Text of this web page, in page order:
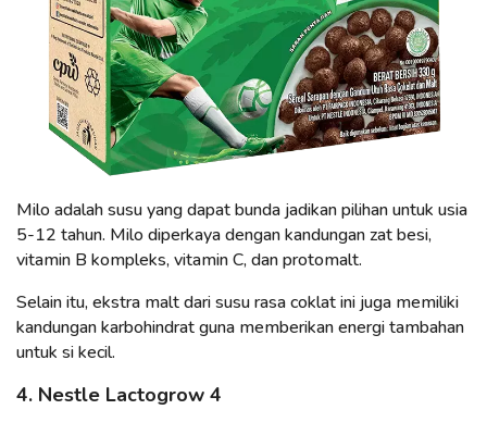
Milo adalah susu yang dapat bunda jadikan pilihan untuk usia
5-12 tahun. Milo diperkaya dengan kandungan zat besi,
vitamin B kompleks, vitamin C, dan protomalt.
Selain itu, ekstra malt dari susu rasa coklat ini juga memiliki
kandungan karbohindrat guna memberikan energi tambahan
untuk si kecil.
4. Nestle Lactogrow 4